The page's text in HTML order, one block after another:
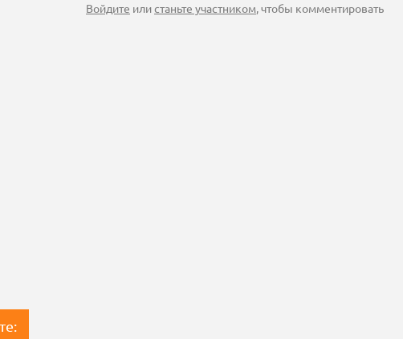
Войдите илистаньте участником, чтобы комментировать